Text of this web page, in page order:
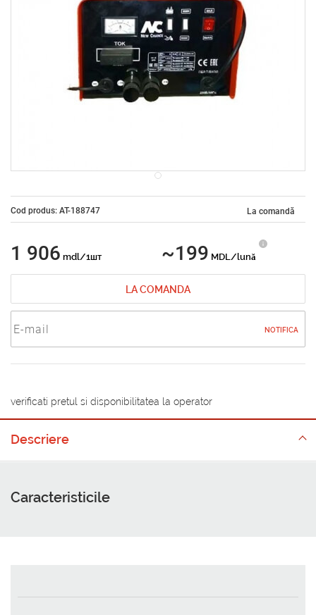
Cod produs: AT-188747 La comandă
1 906 mdl/1шт ~199 MDL/lună
LA COMANDA
NOTIFICA
verificati pretul si disponibilitatea la operator
Descriere
Caracteristicile